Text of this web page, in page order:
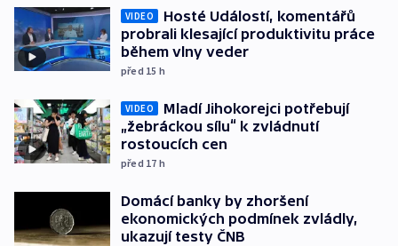
VIDEO
Hosté Událostí, komentářů
probrali klesající produktivitu práce
během vlny veder
před 15 h
VIDEO
Mladí Jihokorejci potřebují
„žebráckou sílu“ k zvládnutí
rostoucích cen
před 17 h
Domácí banky by zhoršení
ekonomických podmínek zvládly,
ukazují testy ČNB